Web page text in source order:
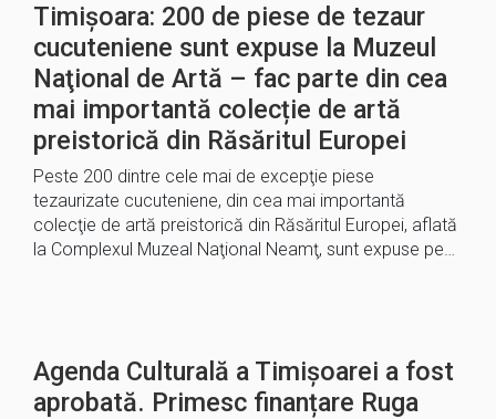
Timișoara: 200 de piese de tezaur
cucuteniene sunt expuse la Muzeul
Naţional de Artă – fac parte din cea
mai importantă colecție de artă
preistorică din Răsăritul Europei
Peste 200 dintre cele mai de excepţie piese
tezaurizate cucuteniene, din cea mai importantă
colecţie de artă preistorică din Răsăritul Europei, aflată
la Complexul Muzeal Naţional Neamţ, sunt expuse pe…
Agenda Culturală a Timișoarei a fost
aprobată. Primesc finanțare Ruga